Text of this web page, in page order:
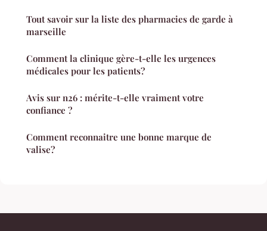
Tout savoir sur la liste des pharmacies de garde à
marseille
Comment la clinique gère-t-elle les urgences
médicales pour les patients?
Avis sur n26 : mérite-t-elle vraiment votre
confiance ?
Comment reconnaitre une bonne marque de
valise?